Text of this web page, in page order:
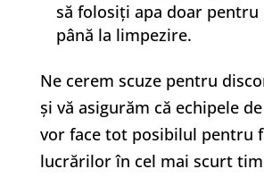
să folosiți apa doar pentru
până la limpezire.
Ne cerem scuze pentru
și vă asigurăm că echipele
vor face tot posibilul pentru
lucrărilor în cel mai scurt